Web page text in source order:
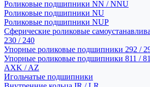
Роликовые подшипники NN / NNU
Роликовые подшипники NU
Роликовые подшипники NUP
Сферические роликовые
230 / 240
Упорные роликовые подшипники 292 /
Упорные роликовые подшипники 811 /
AXK / AZ
Игольчатые подшипники